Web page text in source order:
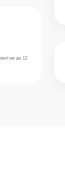
до 12